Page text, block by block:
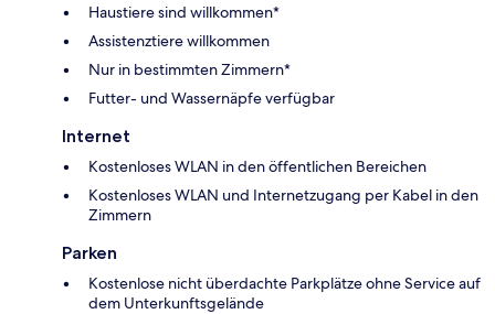
Haustiere sind willkommen*
Assistenztiere willkommen
Nur in bestimmten Zimmern*
Futter- und Wassernäpfe verfügbar
Internet
Kostenloses WLAN in den öffentlichen Bereichen
Kostenloses WLAN und Internetzugang per Kabel in den
Zimmern
Parken
Kostenlose nicht überdachte Parkplätze ohne Service auf
dem Unterkunftsgelände